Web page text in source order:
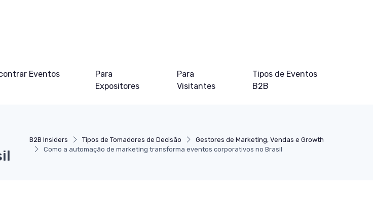
Eventos
Para
Expositores
Para
Visitantes
Tipos de Eventos
B2B
B2B Insiders Tipos de Tomadores de Decisão
Gestores de Marketing, Vendas e Growth
Como a automação de marketing transforma eventos corporativos no Brasil